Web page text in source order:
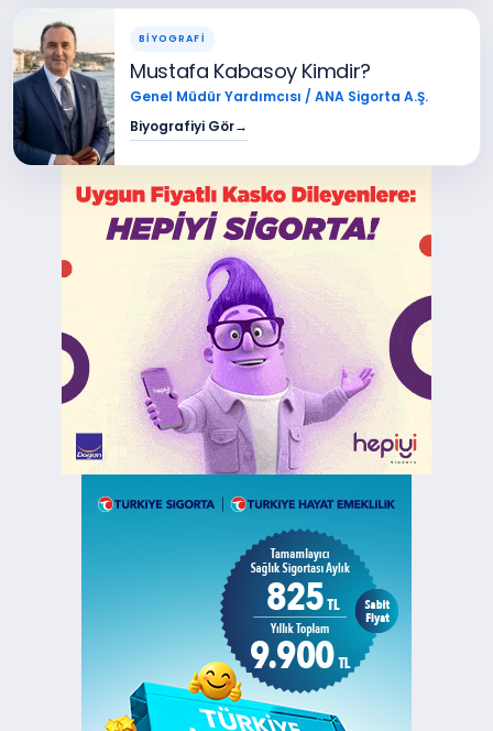
BİYOGRAFİ
Mustafa Kabasoy Kimdir?
Genel Müdür Yardımcısı / ANA Sigorta A.Ş.
Biyografiyi Gör→